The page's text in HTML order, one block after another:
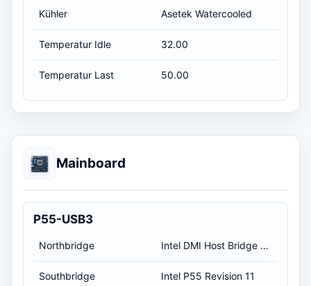
Kühler Asetek Watercooled
Temperatur Idle 32.00
Temperatur Last 50.00
Mainboard
P55-USB3
Northbridge Intel DMI Host Bridge Revision 11
Southbridge Intel P55 Revision 11